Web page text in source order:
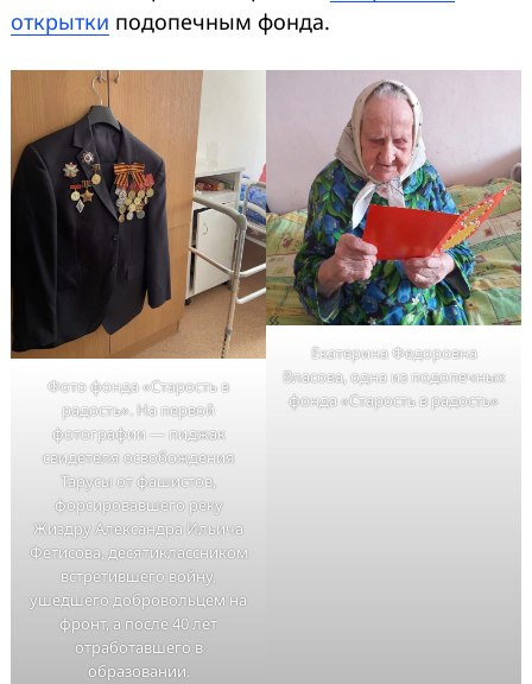
открытки подопечным фонда.
Фото фонда «Старость в
радость». На первой
фотографии — пиджак
свидетеля освобождения
Тарусы от фашистов,
форсировавшего реку
Жиздру Александра Ильича
Фетисова, десятиклассником
встретившего войну,
ушедшего добровольцем на
фронт, а после 40 лет
отработавшего в
образовании.
Екатерина Федоровна
Власова, одна из подопечных
фонда «Старость в радость»